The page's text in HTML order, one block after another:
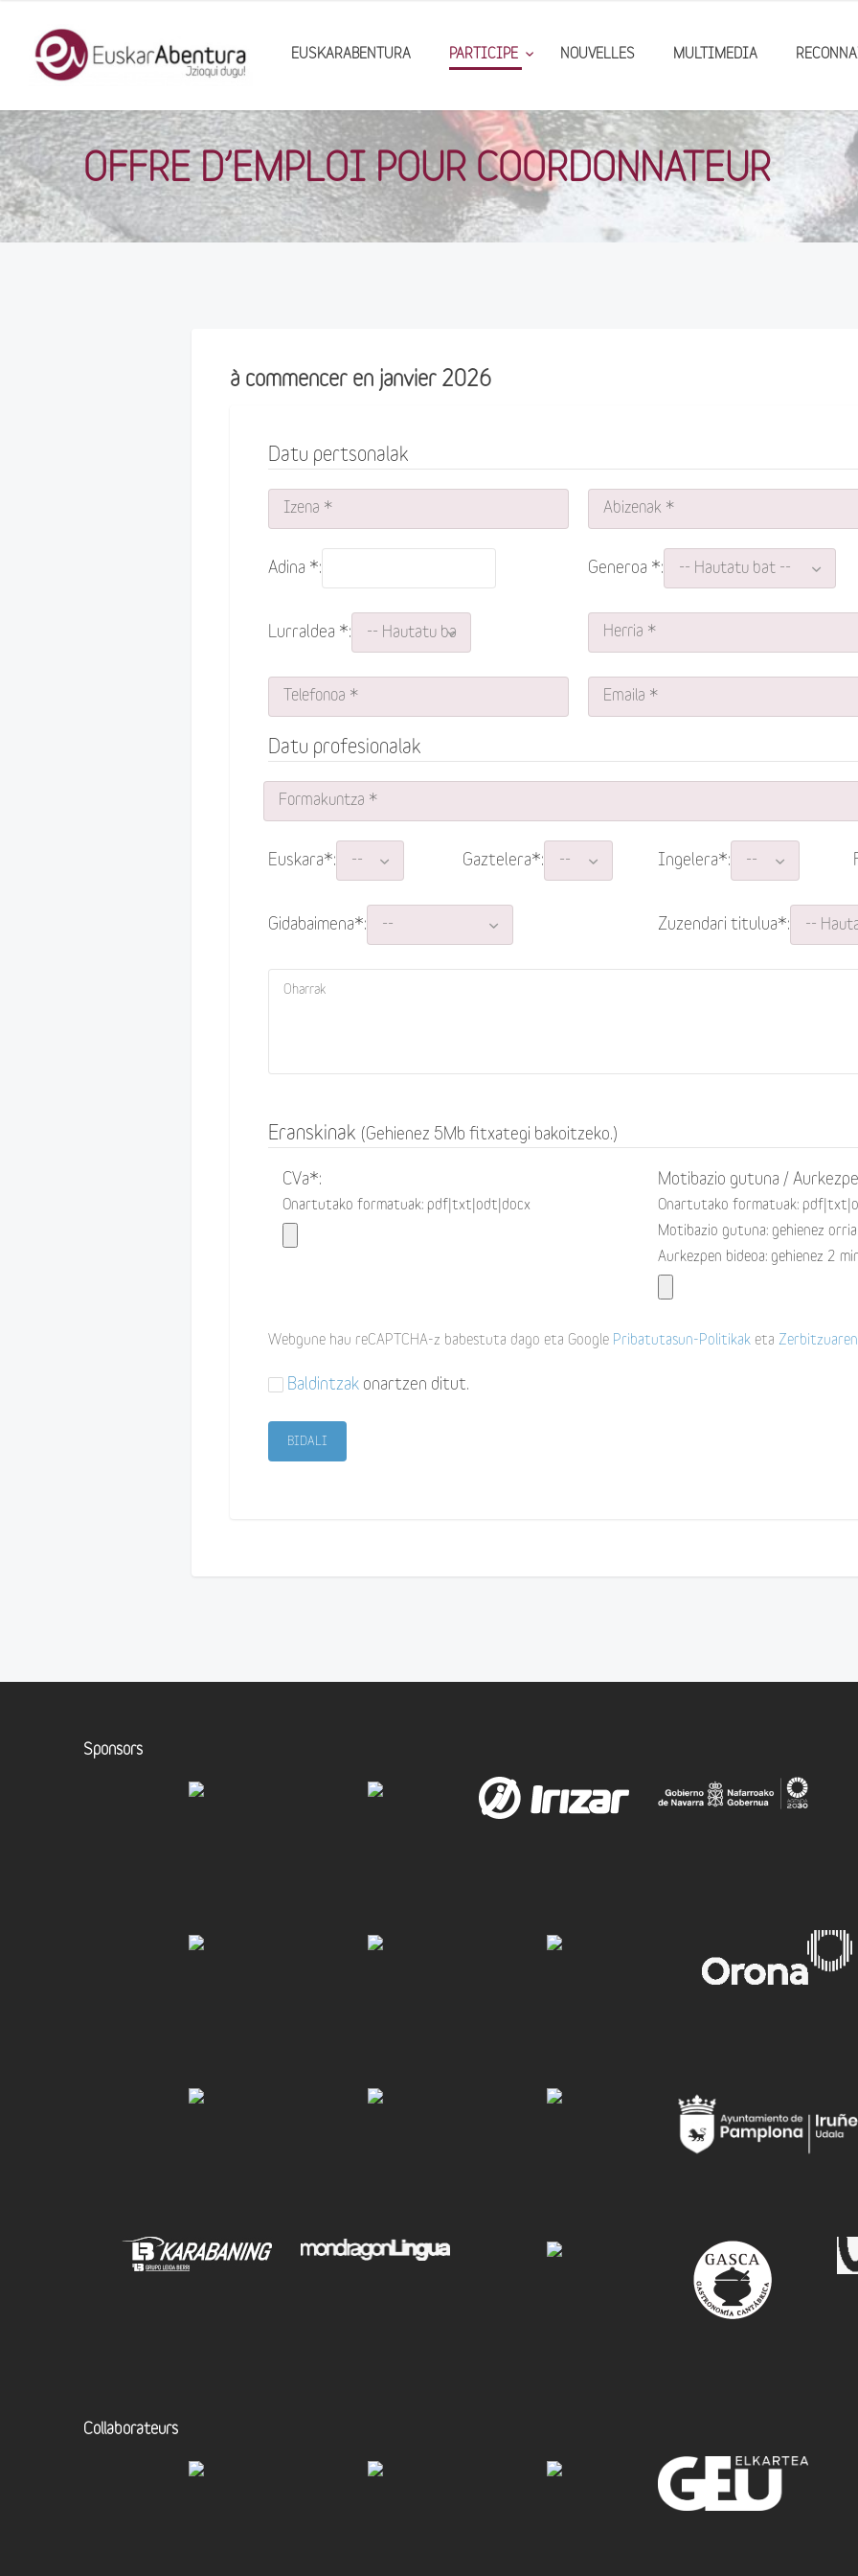
EUSKARABENTURA PARTICIPE NOUVELLES MULTIMEDIA
OFFRE D’EMPLOI POUR COORDONNATEUR
à commencer en janvier 2026
Datu pertsonalak
Adina *: Generoa *:
Lurraldea *:
Datu profesionalak
Euskara*: Gaztelera*: Ingelera*:
Gidabaimena*: Zuzendari titulua*:
Eranskinak (Gehienez 5Mb fitxategi bakoitzeko.)
CVa*:
Onartutako formatuak: pdf|txt|odt|docx
Motibazio gutuna /
Onartutako formatuak:
Motibazio gutuna: gehienez
Aurkezpen bideoa: gehienez 2
Webgune hau reCAPTCHA-z babestuta dago eta Google Pribatutasun-Politikaketa Zerbitzuaren
Baldintzakonartzen ditut.
Sponsors
Collaborateurs